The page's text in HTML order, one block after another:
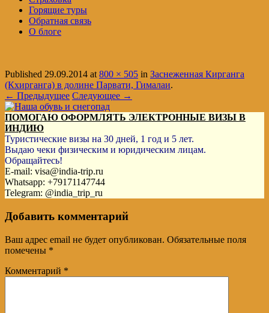
Горящие туры
Обратная связь
О блоге
Published 29.09.2014 at800 × 505 in Заснеженная Кирганга
(Кхирганга) в долине Парвати, Гималаи.
← Предыдущее Следующее →
ПОМОГАЮ ОФОРМЛЯТЬ ЭЛЕКТРОННЫЕ ВИЗЫ В
ИНДИЮ
Туристические визы на 30 дней, 1 год и 5 лет.
Выдаю чеки физическим и юридическим лицам.
Обращайтесь!
E-mail: visa@india-trip.ru
Whatsapp: +79171147744
Telegram: @india_trip_ru
Добавить комментарий
Ваш адрес email не будет опубликован. Обязательные поля
помечены *
Комментарий *